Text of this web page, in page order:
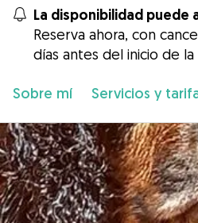
La disponibilidad puede
Reserva ahora, con
días antes del inicio de la
Sobre mí Servicios y